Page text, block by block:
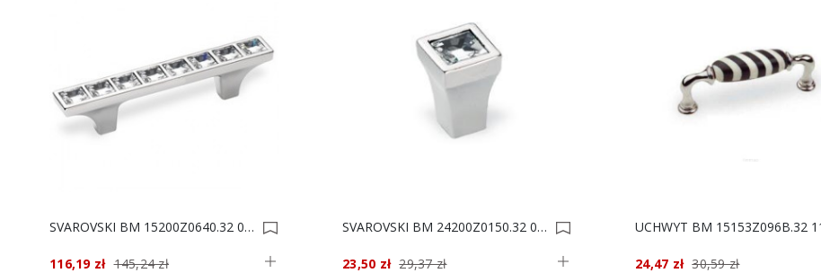
SVAROVSKI BM 15200Z0640.32 0003310
116,19 zł 145,24 zł
SVAROVSKI BM 24200Z0150.32 0003229
23,50 zł 29,37 zł 24,47 zł 30,59 zł